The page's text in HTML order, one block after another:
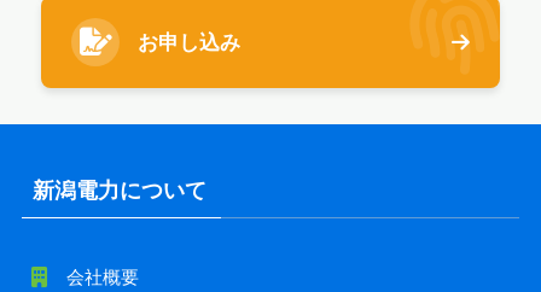
お申し込み
新潟電力について
会社概要